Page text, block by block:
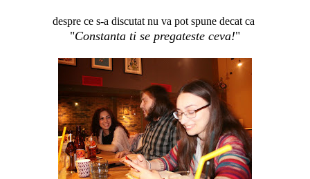
despre ce s-a discutat nu va pot spune decat ca
"Constanta ti se pregateste ceva!"